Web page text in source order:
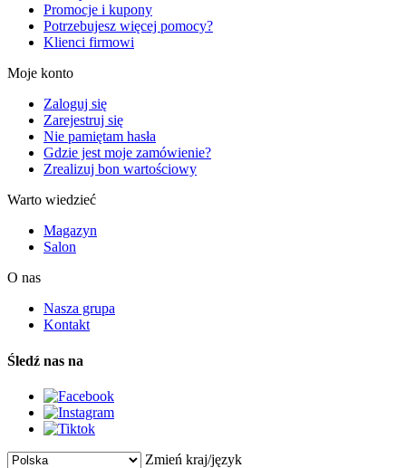
Promocje i kupony
Potrzebujesz więcej pomocy?
Klienci firmowi
Moje konto
Zaloguj się
Zarejestruj się
Nie pamiętam hasła
Gdzie jest moje zamówienie?
Zrealizuj bon wartościowy
Warto wiedzieć
Magazyn
Salon
O nas
Nasza grupa
Kontakt
Śledź nas na
Zmień kraj/język